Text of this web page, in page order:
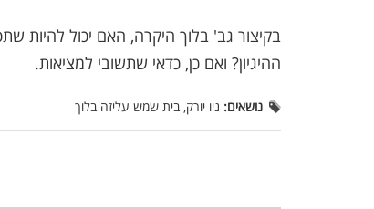
בקיצור גב' בלוך היקרה, האם יכול להיות
ההיגיון? ואם כן, כדאי שתשובי למציאות.
נושאים: ניו יורק, בית שמש עליזה בלוך